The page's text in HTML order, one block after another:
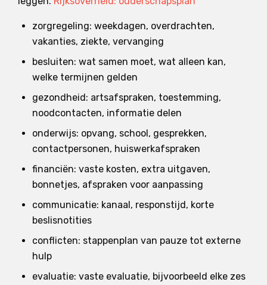
zorgregeling: weekdagen, overdrachten,
vakanties, ziekte, vervanging
besluiten: wat samen moet, wat alleen kan,
welke termijnen gelden
gezondheid: artsafspraken, toestemming,
noodcontacten, informatie delen
onderwijs: opvang, school, gesprekken,
contactpersonen, huiswerkafspraken
financiën: vaste kosten, extra uitgaven,
bonnetjes, afspraken voor aanpassing
communicatie: kanaal, responstijd, korte
beslisnotities
conflicten: stappenplan van pauze tot externe
hulp
evaluatie: vaste evaluatie, bijvoorbeeld elke zes